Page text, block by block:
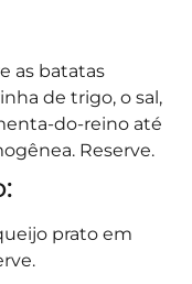
as batatas
de trigo, o sal,
do-reino até
Reserve.
prato em